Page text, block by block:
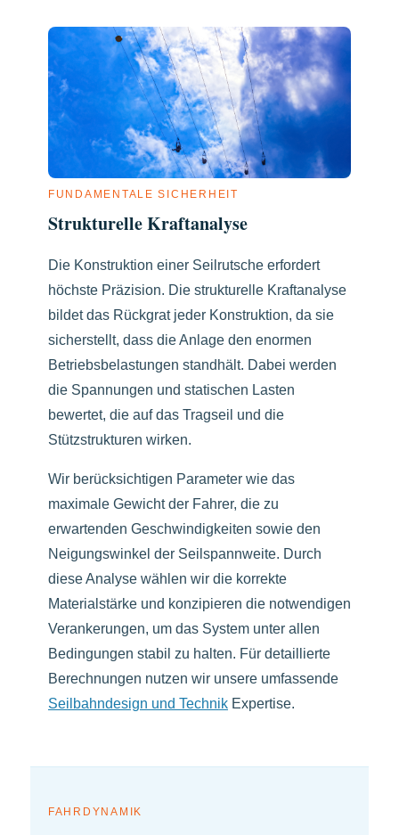
FUNDAMENTALE SICHERHEIT
Strukturelle Kraftanalyse
Die Konstruktion einer Seilrutsche erfordert
höchste Präzision. Die strukturelle Kraftanalyse
bildet das Rückgrat jeder Konstruktion, da sie
sicherstellt, dass die Anlage den enormen
Betriebsbelastungen standhält. Dabei werden
die Spannungen und statischen Lasten
bewertet, die auf das Tragseil und die
Stützstrukturen wirken.
Wir berücksichtigen Parameter wie das
maximale Gewicht der Fahrer, die zu
erwartenden Geschwindigkeiten sowie den
Neigungswinkel der Seilspannweite. Durch
diese Analyse wählen wir die korrekte
Materialstärke und konzipieren die notwendigen
Verankerungen, um das System unter allen
Bedingungen stabil zu halten. Für detaillierte
Berechnungen nutzen wir unsere umfassende
Seilbahndesign und Technik Expertise.
FAHRDYNAMIK